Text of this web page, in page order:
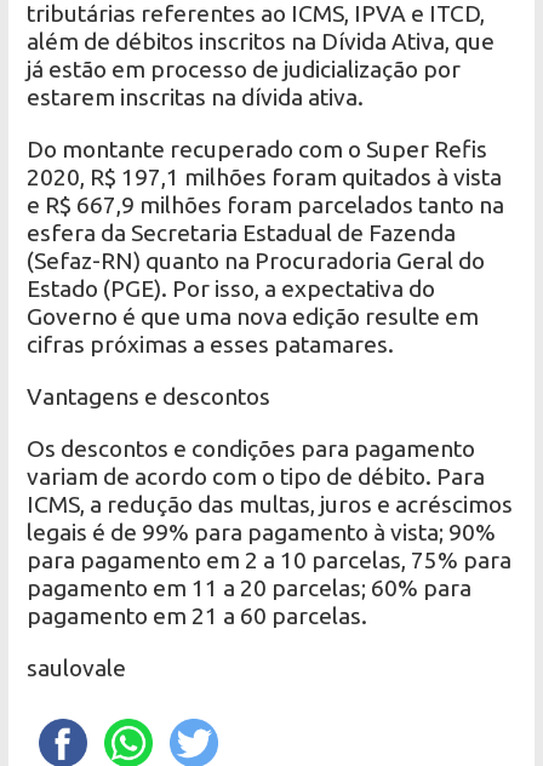
tributárias referentes ao ICMS, IPVA e ITCD,
além de débitos inscritos na Dívida Ativa, que
já estão em processo de judicialização por
estarem inscritas na dívida ativa.
Do montante recuperado com o Super Refis
2020, R$ 197,1 milhões foram quitados à vista
e R$ 667,9 milhões foram parcelados tanto na
esfera da Secretaria Estadual de Fazenda
(Sefaz-RN) quanto na Procuradoria Geral do
Estado (PGE). Por isso, a expectativa do
Governo é que uma nova edição resulte em
cifras próximas a esses patamares.
Vantagens e descontos
Os descontos e condições para pagamento
variam de acordo com o tipo de débito. Para
ICMS, a redução das multas, juros e acréscimos
legais é de 99% para pagamento à vista; 90%
para pagamento em 2 a 10 parcelas, 75% para
pagamento em 11 a 20 parcelas; 60% para
pagamento em 21 a 60 parcelas.
saulovale